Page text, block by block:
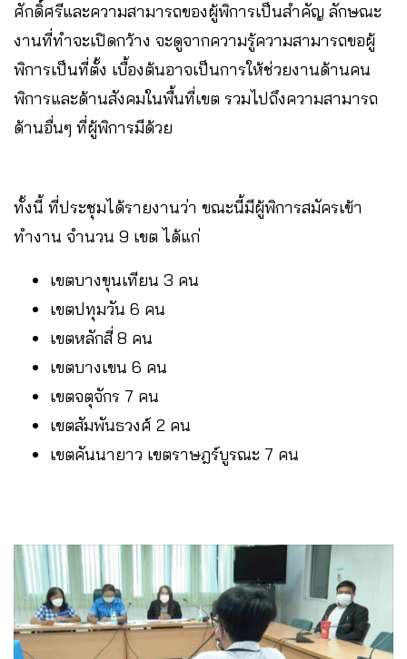
ศักดิ์ศรีและความสามารถของผู้พิการเป็นสำคัญ ลักษณะ
งานที่ทำจะเปิดกว้าง จะดูจากความรู้ความสามารถขอผู้
พิการเป็นที่ตั้ง เบื้องต้นอาจเป็นการให้ช่วยงานด้านคน
พิการและด้านสังคมในพื้นที่เขต รวมไปถึงความสามารถ
ด้านอื่นๆ ที่ผู้พิการมีด้วย
ทั้งนี้ ที่ประชุมได้รายงานว่า ขณะนี้มีผู้พิการสมัครเข้า
ทำงาน จำนวน 9 เขต ได้แก่
เขตบางขุนเทียน 3 คน
เขตปทุมวัน 6 คน
เขตหลักสี่ 8 คน
เขตบางเขน 6 คน
เขตจตุจักร 7 คน
เขตสัมพันธวงศ์ 2 คน
เขตคันนายาว เขตราษฎร์บูรณะ 7 คน